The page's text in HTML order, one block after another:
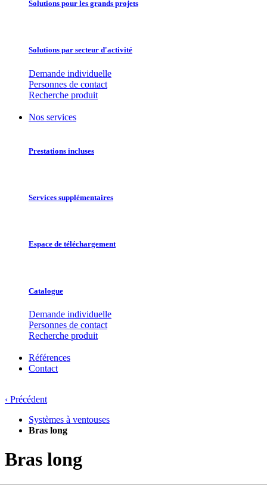
Solutions pour les grands projets
Solutions par secteur d'activité
Demande individuelle
Personnes de contact
Recherche produit
Nos services
Prestations incluses
Services supplémentaires
Espace de téléchargement
Catalogue
Demande individuelle
Personnes de contact
Recherche produit
Références
Contact
‹ Précédent
Systèmes à ventouses
Bras long
Bras long